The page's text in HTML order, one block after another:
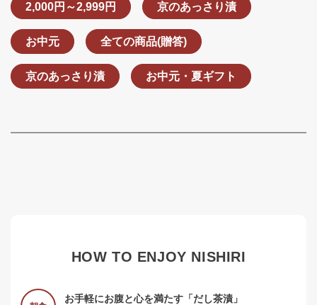
2,000円～2,999円 京のあっさり漬
お中元 全ての商品(贈答)
京のあっさり漬 お中元・夏ギフト
HOW TO ENJOY NISHIRI
お手軽にお腹と心を満たす「だし茶漬」